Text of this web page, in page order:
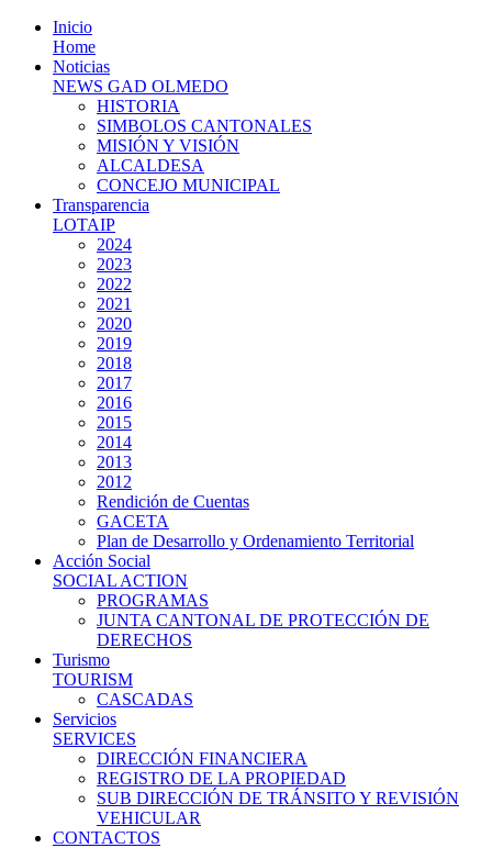
Inicio
Home
Noticias
NEWS GAD OLMEDO
HISTORIA
SIMBOLOS CANTONALES
MISIÓN Y VISIÓN
ALCALDESA
CONCEJO MUNICIPAL
Transparencia
LOTAIP
2024
2023
2022
2021
2020
2019
2018
2017
2016
2015
2014
2013
2012
Rendición de Cuentas
GACETA
Plan de Desarrollo y Ordenamiento Territorial
Acción Social
SOCIAL ACTION
PROGRAMAS
JUNTA CANTONAL DE PROTECCIÓN DE
DERECHOS
Turismo
TOURISM
CASCADAS
Servicios
SERVICES
DIRECCIÓN FINANCIERA
REGISTRO DE LA PROPIEDAD
SUB DIRECCIÓN DE TRÁNSITO Y REVISIÓN
VEHICULAR
CONTACTOS